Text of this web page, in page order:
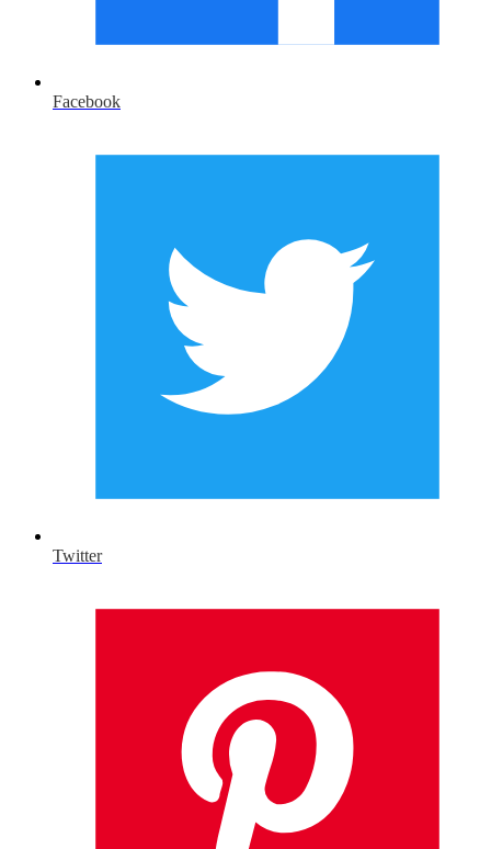
Facebook
Twitter